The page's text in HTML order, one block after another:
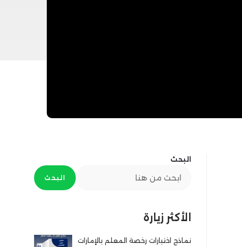
البحث
البحث
الأكثر زيارة
نماذج اختبارات رخصة المعلم بالإمارات